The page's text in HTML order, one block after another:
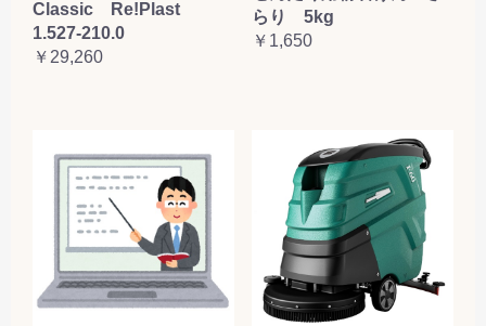
Classic Re!Plast
1.527-210.0
￥29,260
らり 5kg
￥1,650